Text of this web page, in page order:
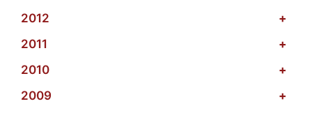
2012
+
2011
+
2010
+
2009
+